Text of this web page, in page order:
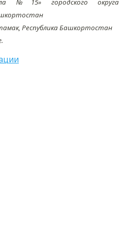
№15» городского округа
Республика Башкортостан